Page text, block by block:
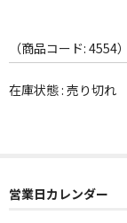
その他
7INC
（商品コード: 4554）
在庫状態 : 売り切れ
営業日カレンダー